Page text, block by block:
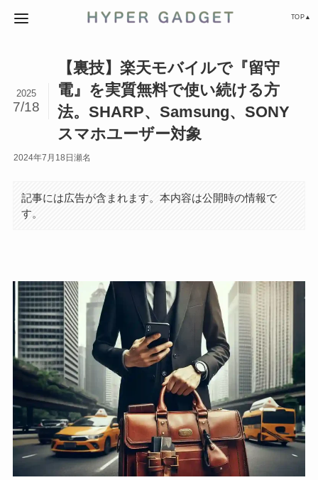
TOP▲
【裏技】楽天モバイルで『留守
電』を実質無料で使い続ける方
法。SHARP、Samsung、SONY
スマホユーザー対象
2025
7/18
2024年7月18日 瀬名
記事には広告が含まれます。本内容は公開時の情報で
す。